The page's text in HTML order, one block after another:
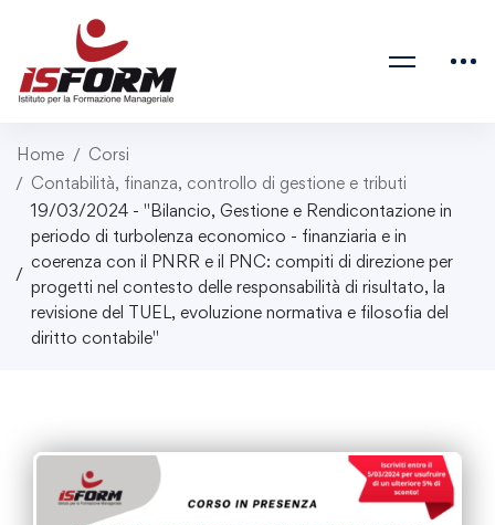
Home
Corsi
Contabilità, finanza, controllo di gestione e tributi
19/03/2024 - "Bilancio, Gestione e Rendicontazione in
periodo di turbolenza economico - finanziaria e in
coerenza con il PNRR e il PNC: compiti di direzione per
progetti nel contesto delle responsabilità di risultato, la
revisione del TUEL, evoluzione normativa e filosofia del
diritto contabile"